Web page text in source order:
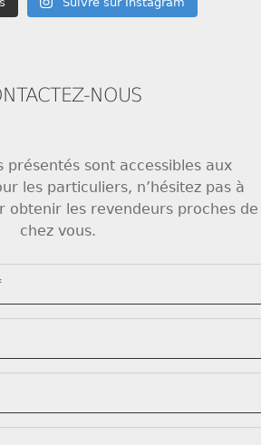
NOUS
présentés sont accessibles aux
les particuliers, n’hésitez pas à
obtenir les revendeurs proches de
chez vous.